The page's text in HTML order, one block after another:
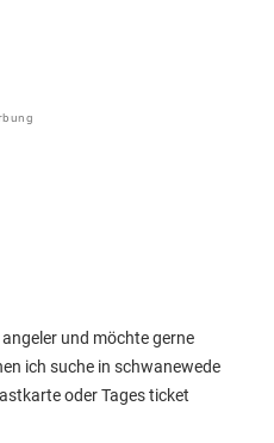
und möchte gerne
ich suche in schwanewede
oder Tages ticket